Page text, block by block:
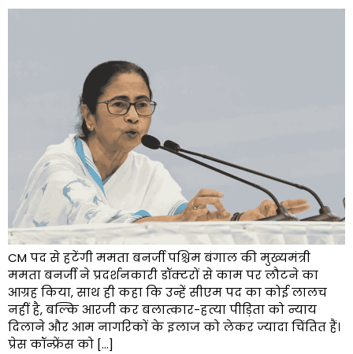
CM पद से हटेंगी ममता बनर्जी पश्चिम बंगाल की मुख्यमंत्री
ममता बनर्जी ने प्रदर्शनकारी डॉक्टरों से काम पर लौटने का
आग्रह किया, साथ ही कहा कि उन्हें सीएम पद का कोई लालच
नहीं है, बल्कि आरजी कर बलात्कार-हत्या पीड़िता को न्याय
दिलाने और आम नागरिकों के इलाज को लेकर ज्यादा चिंतित हैं।
प्रेस कॉन्फ्रेंस को […]